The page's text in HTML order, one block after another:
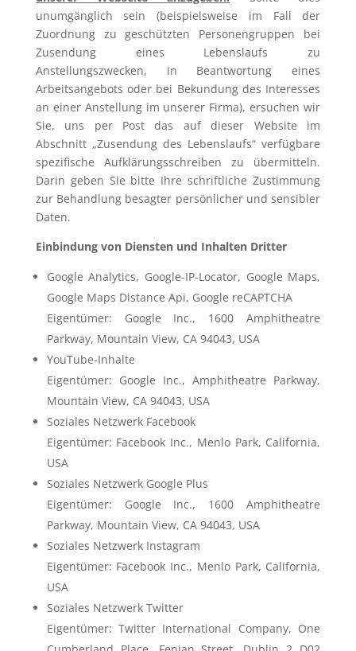
unumgänglich sein (beispielsweise im Fall der
Zuordnung zu geschützten Personengruppen bei
Zusendung eines Lebenslaufs zu
Anstellungszwecken, in Beantwortung eines
Arbeitsangebots oder bei Bekundung des Interesses
an einer Anstellung im unserer Firma), ersuchen wir
Sie, uns per Post das auf dieser Website im
Abschnitt „Zusendung des Lebenslaufs“ verfügbare
spezifische Aufklärungsschreiben zu übermitteln.
Darin geben Sie bitte Ihre schriftliche Zustimmung
zur Behandlung besagter persönlicher und sensibler
Daten.
Einbindung von Diensten und Inhalten Dritter
Google Analytics, Google-IP-Locator, Google Maps,
Google Maps Distance Api, Google reCAPTCHA
Eigentümer: Google Inc., 1600 Amphitheatre
Parkway, Mountain View, CA 94043, USA
YouTube-Inhalte
Eigentümer: Google Inc., Amphitheatre Parkway,
Mountain View, CA 94043, USA
Soziales Netzwerk Facebook
Eigentümer: Facebook Inc., Menlo Park, California,
USA
Soziales Netzwerk Google Plus
Eigentümer: Google Inc., 1600 Amphitheatre
Parkway, Mountain View, CA 94043, USA
Soziales Netzwerk Instagram
Eigentümer: Facebook Inc., Menlo Park, California,
USA
Soziales Netzwerk Twitter
Eigentümer: Twitter International Company, One